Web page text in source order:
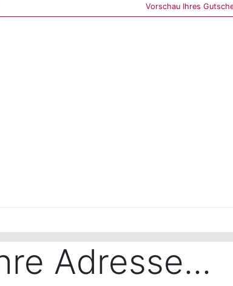
Vorschau Ihres
für Screenreader-Nutzer nicht zugänglich.
Adresse...